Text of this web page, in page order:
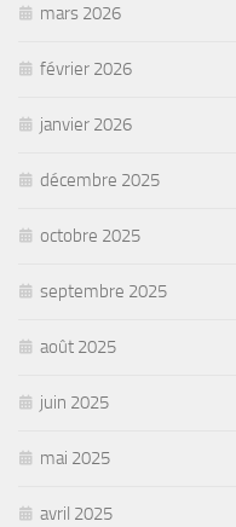
mars 2026
février 2026
janvier 2026
décembre 2025
octobre 2025
septembre 2025
août 2025
juin 2025
mai 2025
avril 2025